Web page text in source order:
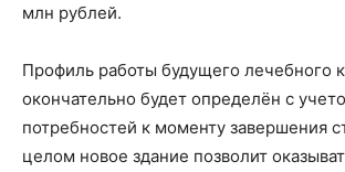
млн рублей.
Профиль работы будущего лечебного
окончательно будет определён с
потребностей к моменту завершения
целом новое здание позволит